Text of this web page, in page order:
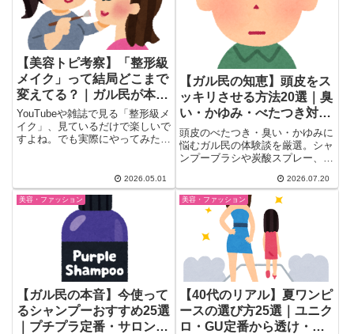
【美容トピ考察】「整形級
メイク」って結局どこまで
変えてる？｜ガル民が本気
で語ったメイクの真髄
YouTubeや雑誌で見る「整形級メ
イク」、見ているだけで楽しいで
すよね。でも実際にやってみたら
2026.05.01
【ガル民の知恵】頭皮をス
ッキリさせる方法20選｜臭
い・かゆみ・べたつき対策
まとめ
頭皮のべたつき・臭い・かゆみに
悩むガル民の体験談を厳選。シャ
ンプーブラシや炭酸スプレー、ホ
フリー選びのコツから、美容師が
明かす「頭皮トラブルは皮膚科案
件」という本音まで、予洗いのコ
ツを含めた頭皮ケアのリアルな知
恵をまとめました。
2026.07.20
美容・ファッション
【ガル民の本音】今使って
るシャンプーおすすめ25選
｜プチプラ定番・サロン
美容・ファッション
【40代のリアル】夏ワンピ
ースの選び方25選｜ユニク
ロ・GU定番から透け・汗